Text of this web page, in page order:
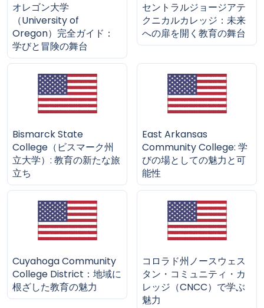
オレゴン大学
（University of
Oregon）完全ガイド：
学びと冒険の舞台
セントラルジョージアテ
クニカルカレッジ：未来
への扉を開く教育の舞台
Bismarck State
College（ビスマーク州
立大学）: 教育の新たな旅
立ち
East Arkansas
Community College: 学
びの場としての魅力と可
能性
Cuyahoga Community
College District：地域に
根ざした教育の魅力
コロラド州ノースウェス
タン・コミュニティ・カ
レッジ（CNCC）で学ぶ
魅力